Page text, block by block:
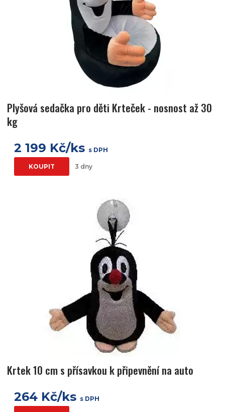
Plyšová sedačka pro děti Krteček - nosnost až 30
kg
2 199 Kč/ks s DPH
KOUPIT 3 dny
Krtek 10 cm s přísavkou k připevnění na auto
264 Kč/ks s DPH